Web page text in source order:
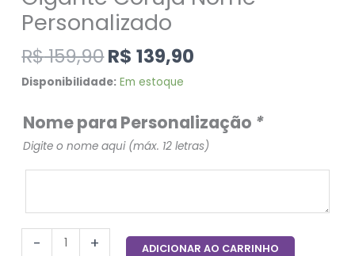
Personalizado
R$159,90R$ 139,90
Disponibilidade: Em estoque
Nome para Personalização *
Digite o nome aqui (máx. 12 letras)
- + ADICIONAR AO CARRINHO